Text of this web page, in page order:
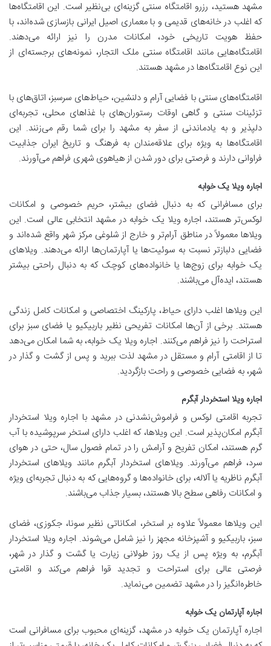
مشهد هستید، رزرو اقامتگاه سنتی گزینه‌ای بی‌نظیر است. این اقامتگاه‌ها
که اغلب در خانه‌های قدیمی و با معماری اصیل ایرانی بازسازی شده‌اند، با
حفظ هویت تاریخی خود، امکانات مدرن را نیز ارائه می‌دهند.
اقامتگاه‌هایی مانند اقامتگاه سنتی ملک التجار، نمونه‌های برجسته‌ای از
این نوع اقامتگاه‌ها در مشهد هستند.
اقامتگاه‌های سنتی با فضایی آرام و دلنشین، حیاط‌های سرسبز، اتاق‌های با
تزئینات سنتی و گاهی اوقات رستوران‌های با غذاهای محلی، تجربه‌ای
دلپذیر و به یادماندنی از سفر به مشهد را برای شما رقم می‌زنند. این
اقامتگاه‌ها به ویژه برای علاقه‌مندان به فرهنگ و تاریخ ایران جذابیت
فراوانی دارند و فرصتی برای دور شدن از هیاهوی شهری فراهم می‌آورند.
اجاره ویلا یک خوابه
برای مسافرانی که به دنبال فضای بیشتر، حریم خصوصی و امکانات
لوکس‌تر هستند، اجاره ویلا یک خوابه در مشهد انتخابی عالی است. این
ویلاها معمولاً در مناطق آرام‌تر و خارج از شلوغی مرکز شهر واقع شده‌اند و
فضایی دلبازتر نسبت به سوئیت‌ها یا آپارتمان‌ها ارائه می‌دهند. ویلاهای
یک خوابه برای زوج‌ها یا خانواده‌های کوچک که به دنبال راحتی بیشتر
هستند، ایده‌آل می‌باشند.
این ویلاها اغلب دارای حیاط، پارکینگ اختصاصی و امکانات کامل زندگی
هستند. برخی از آن‌ها امکانات تفریحی نظیر باربیکیو یا فضای سبز برای
استراحت را نیز فراهم می‌کنند. اجاره ویلا یک خوابه، به شما امکان می‌دهد
تا از اقامتی آرام و مستقل در مشهد لذت ببرید و پس از گشت و گذار در
شهر، به فضایی خصوصی و راحت بازگردید.
اجاره ویلا استخردار آبگرم
تجربه اقامتی لوکس و فراموش‌نشدنی در مشهد با اجاره ویلا استخردار
آبگرم امکان‌پذیر است. این ویلاها، که اغلب دارای استخر سرپوشیده با آب
گرم هستند، امکان تفریح و آرامش را در تمام فصول سال، حتی در هوای
سرد، فراهم می‌آورند. ویلاهای استخردار آبگرم مانند ویلاهای استخردار
آبگرم ناظریه یا آلاله، برای خانواده‌ها و گروه‌هایی که به دنبال تجربه‌ای ویژه
و امکانات رفاهی سطح بالا هستند، بسیار جذاب می‌باشند.
این ویلاها معمولاً علاوه بر استخر، امکاناتی نظیر سونا، جکوزی، فضای
سبز، باربیکیو و آشپزخانه مجهز را نیز شامل می‌شوند. اجاره ویلا استخردار
آبگرم، به ویژه پس از یک روز طولانی زیارت یا گشت و گذار در شهر،
فرصتی عالی برای استراحت و تجدید قوا فراهم می‌کند و اقامتی
خاطره‌انگیز را در مشهد تضمین می‌نماید.
اجاره آپارتمان یک خوابه
اجاره آپارتمان یک خوابه در مشهد، گزینه‌ای محبوب برای مسافرانی است